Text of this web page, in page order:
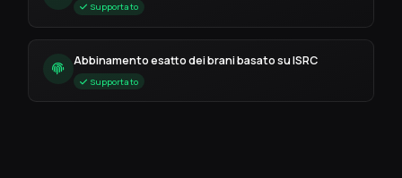
Supportato
Abbinamento esatto dei brani basato su ISRC
Supportato